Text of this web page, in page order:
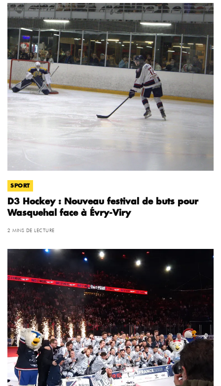
SPORT
D3 Hockey : Nouveau festival de buts pour
Wasquehal face à Évry-Viry
2 MINS DE LECTURE